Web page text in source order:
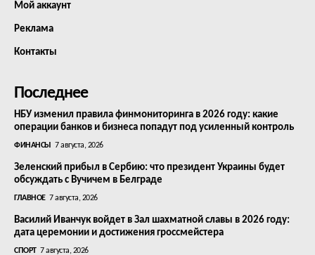
Мой аккаунт
Реклама
Контакты
Последнее
НБУ изменил правила финмониторинга в 2026 году: какие
операции банков и бизнеса попадут под усиленный контроль
ФИНАНСЫ 7 августа, 2026
Зеленский прибыл в Сербию: что президент Украины будет
обсуждать с Вучичем в Белграде
ГЛАВНОЕ 7 августа, 2026
Василий Иванчук войдет в Зал шахматной славы в 2026 году:
дата церемонии и достижения гроссмейстера
СПОРТ 7 августа, 2026